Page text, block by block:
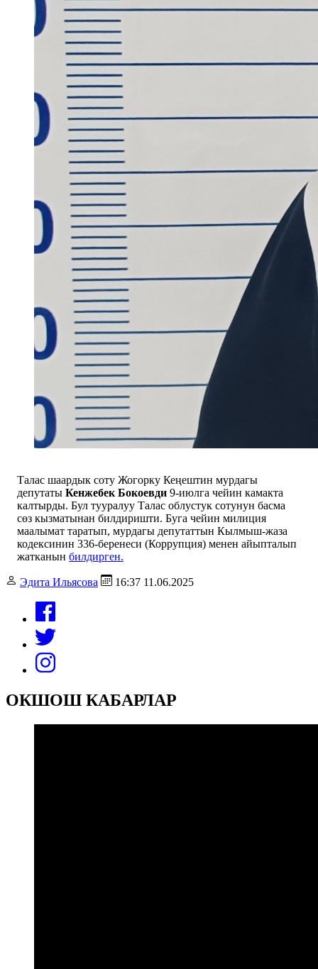
Талас шаардык соту Жогорку Кеңештин мурдагы
депутаты Кенжебек Бокоевди 9-июлга чейин камакта
калтырды. Бул тууралуу Талас облустук сотунун басма
сөз кызматынан билдиришти. Буга чейин милиция
маалымат таратып, мурдагы депутаттын Кылмыш-жаза
кодексинин 336-беренеси (Коррупция) менен айыпталып
жатканын билдирген.
Эдита Ильясова 16:37 11.06.2025
ОКШОШ КАБАРЛАР